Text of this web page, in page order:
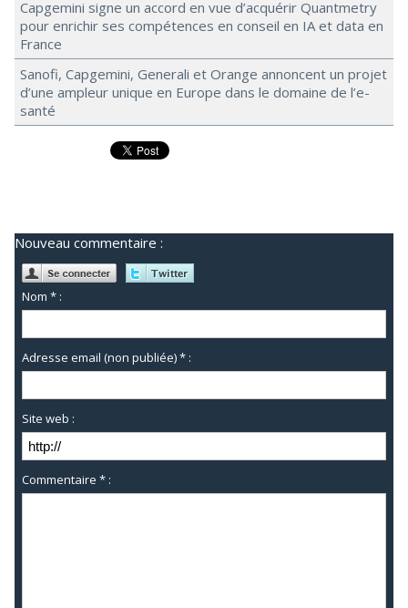
Capgemini signe un accord en vue d’acquérir Quantmetry
pour enrichir ses compétences en conseil en IA et data en
France
Sanofi, Capgemini, Generali et Orange annoncent un projet
d’une ampleur unique en Europe dans le domaine de l’e-
santé
Nouveau commentaire :
Nom * :
Adresse email (non publiée) * :
Site web :
Commentaire * :